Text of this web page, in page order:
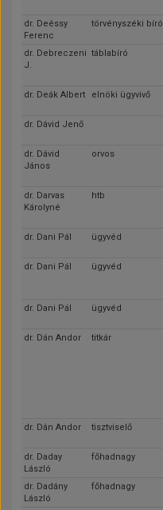
dr. Deéssy
Ferenc
törvényszéki bíró
dr. Debreczeni
J.
táblabíró
dr. Deák Albert elnöki ügyvivő
dr. Dávid Jenő
dr. Dávid
János
orvos
dr. Darvas
Károlyné
htb
dr. Dani Pál ügyvéd
dr. Dani Pál ügyvéd
dr. Dani Pál ügyvéd
dr. Dán Andor titkár
dr. Dán Andor tisztviselő
dr. Daday
László
főhadnagy
dr. Dadány
László
főhadnagy